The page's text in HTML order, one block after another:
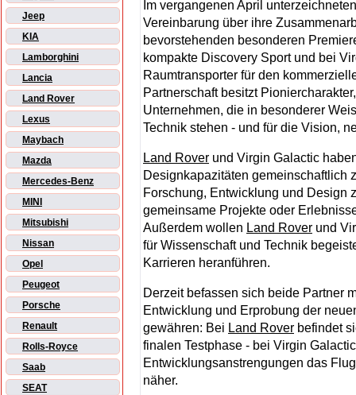
Jeep
KIA
Lamborghini
Lancia
Land Rover
Lexus
Maybach
Mazda
Mercedes-Benz
MINI
Mitsubishi
Nissan
Opel
Peugeot
Porsche
Renault
Rolls-Royce
Saab
SEAT
Im vergangenen April
Vereinbarung über ihre
bevorstehenden besonderen
kompakte Discovery Sport und bei
Raumtransporter für den
Partnerschaft besitzt
Unternehmen, die in besonderer
Technik stehen - und für die Vision,
Land Rover und Virgin Galactic
Designkapazitäten gemeinschaftlich
Forschung, Entwicklung und Design
gemeinsame Projekte oder
Außerdem wollen Land Rover und
für Wissenschaft und Technik
Karrieren heranführen.
Derzeit befassen sich beide Partner
Entwicklung und Erprobung der
gewähren: Bei Land Rover befindet
finalen Testphase - bei Virgin
Entwicklungsanstrengungen das
näher.